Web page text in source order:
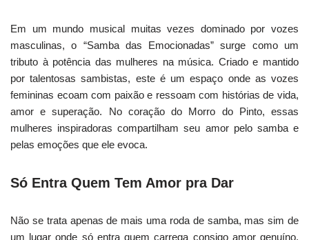
Em um mundo musical muitas vezes dominado por vozes
masculinas, o “Samba das Emocionadas” surge como um
tributo à potência das mulheres na música. Criado e mantido
por talentosas sambistas, este é um espaço onde as vozes
femininas ecoam com paixão e ressoam com histórias de vida,
amor e superação. No coração do Morro do Pinto, essas
mulheres inspiradoras compartilham seu amor pelo samba e
pelas emoções que ele evoca.
Só Entra Quem Tem Amor pra Dar
Não se trata apenas de mais uma roda de samba, mas sim de
um lugar onde só entra quem carrega consigo amor genuíno,